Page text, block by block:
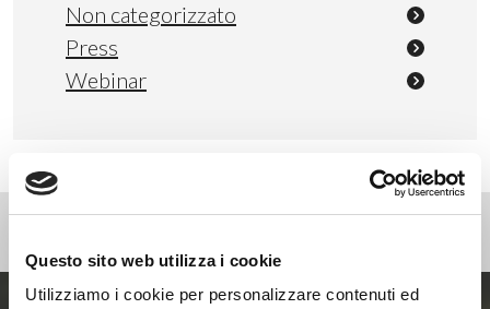
Questo sito web utilizza i cookie
Utilizziamo i cookie per personalizzare contenuti ed
Non categorizzato
Press
Webinar